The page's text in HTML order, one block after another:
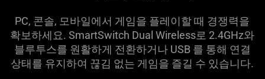
PC, 콘솔, 모바일에서 게임을 플레이할 때 경쟁력을
확보하세요. SmartSwitch Dual Wireless로 2.4GHz와
블루투스를 원활하게 전환하거나 USB 를 통해 연결
상태를 유지하여 끊김 없는 게임을 즐길 수 있습니다.